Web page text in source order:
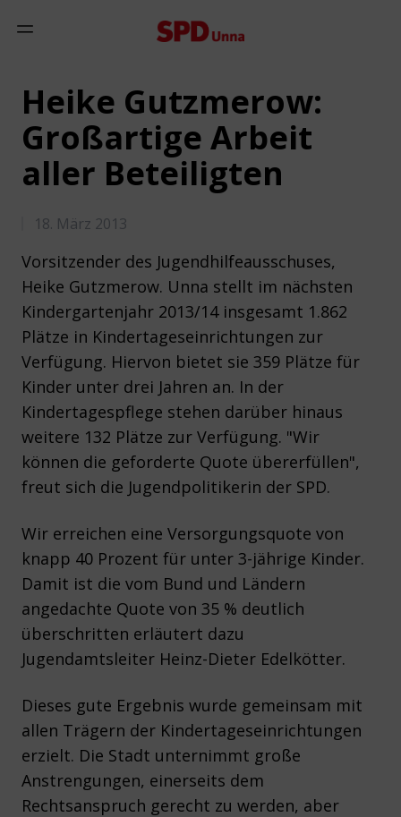
Mobiles Menü anzeigen
Heike Gutzmerow:
Großartige Arbeit
aller Beteiligten
18. März 2013
Vorsitzender des Jugendhilfeausschuses,
Heike Gutzmerow. Unna stellt im nächsten
Kindergartenjahr 2013/14 insgesamt 1.862
Plätze in Kindertageseinrichtungen zur
Verfügung. Hiervon bietet sie 359 Plätze für
Kinder unter drei Jahren an. In der
Kindertagespflege stehen darüber hinaus
weitere 132 Plätze zur Verfügung. "Wir
können die geforderte Quote übererfüllen",
freut sich die Jugendpolitikerin der SPD.
Wir erreichen eine Versorgungsquote von
knapp 40 Prozent für unter 3-jährige Kinder.
Damit ist die vom Bund und Ländern
angedachte Quote von 35 % deutlich
überschritten erläutert dazu
Jugendamtsleiter Heinz-Dieter Edelkötter.
Dieses gute Ergebnis wurde gemeinsam mit
allen Trägern der Kindertageseinrichtungen
erzielt. Die Stadt unternimmt große
Anstrengungen, einerseits dem
Rechtsanspruch gerecht zu werden, aber